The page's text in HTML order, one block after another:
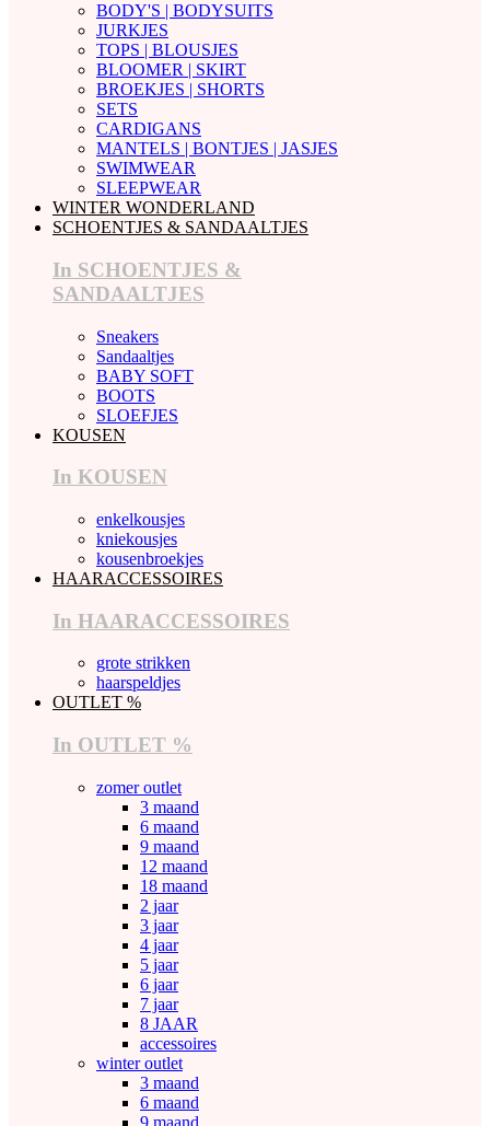
BODY'S | BODYSUITS
JURKJES
TOPS | BLOUSJES
BLOOMER | SKIRT
BROEKJES | SHORTS
SETS
CARDIGANS
MANTELS | BONTJES | JASJES
SWIMWEAR
SLEEPWEAR
WINTER WONDERLAND
SCHOENTJES & SANDAALTJES
In SCHOENTJES &
SANDAALTJES
Sneakers
Sandaaltjes
BABY SOFT
BOOTS
SLOEFJES
KOUSEN
In KOUSEN
enkelkousjes
kniekousjes
kousenbroekjes
HAARACCESSOIRES
In HAARACCESSOIRES
grote strikken
haarspeldjes
OUTLET %
In OUTLET %
zomer outlet
3 maand
6 maand
9 maand
12 maand
18 maand
2 jaar
3 jaar
4 jaar
5 jaar
6 jaar
7 jaar
8 JAAR
accessoires
winter outlet
3 maand
6 maand
9 maand